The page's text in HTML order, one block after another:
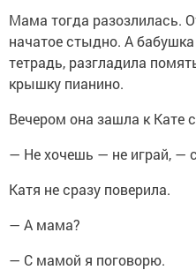
Мама тогда разозлилась.
начатое стыдно. А
тетрадь, разгладила
крышку пианино.
Вечером она зашла к Кате
— Не хочешь — не играй, —
Катя не сразу поверила.
— А мама?
— С мамой я поговорю.